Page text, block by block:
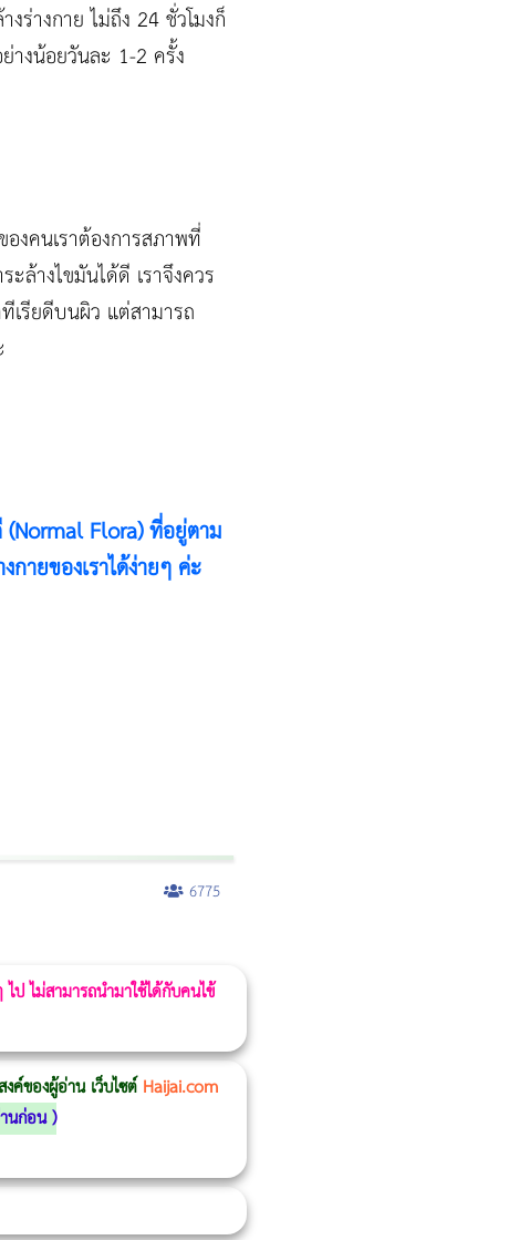
ร่างกาย ไม่ถึง 24 ชั่วโมงก็
งน้อยวันละ 1-2 ครั้ง
งคนเราต้องการสภาพที่
ล้างไขมันได้ดี เราจึงควร
เรียดีบนผิว แต่สามารถ
(Normal Flora) ที่อยู่ตาม
ายของเราได้ง่ายๆ ค่ะ
6775
ป ไม่สามารถนำมาใช้ได้กับคนไข้
ค์ของผู้อ่าน เว็บไซต์Haijai.com
นก่อน)